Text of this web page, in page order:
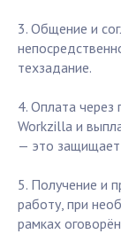
3. Общение и
техзадание.
4. Оплата через
Workzilla и
— это
5. Получение и
работу, при
рамках